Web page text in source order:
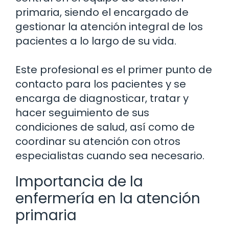
primaria, siendo el encargado de
gestionar la atención integral de los
pacientes a lo largo de su vida.
Este profesional es el primer punto de
contacto para los pacientes y se
encarga de diagnosticar, tratar y
hacer seguimiento de sus
condiciones de salud, así como de
coordinar su atención con otros
especialistas cuando sea necesario.
Importancia de la
enfermería en la atención
primaria